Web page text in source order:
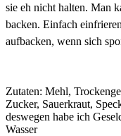
sie eh nicht halten. Man
backen. Einfach
aufbacken, wenn sich
Zutaten: Mehl,
Zucker, Sauerkraut,
deswegen habe ich
Wasser